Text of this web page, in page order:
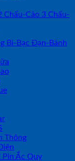
Chấu-Cảo 3 Chấu-
Bi-Bạc Đạn-Bánh
Thông
Pin Ắc Quy